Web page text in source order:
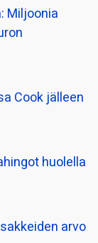
Miljoonia
Cook jälleen
huolella
arvo